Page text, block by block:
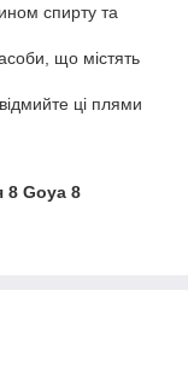
спирту та
що містять
ці плями
8 Goya 8